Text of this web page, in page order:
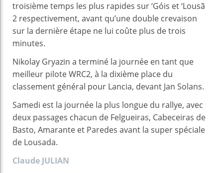
troisième temps les plus rapides sur ‘Góis et ‘Lousã
2 respectivement, avant qu’une double crevaison
sur la dernière étape ne lui coûte plus de trois
minutes.
Nikolay Gryazin a terminé la journée en tant que
meilleur pilote WRC2, à la dixième place du
classement général pour Lancia, devant Jan Solans.
Samedi est la journée la plus longue du rallye, avec
deux passages chacun de Felgueiras, Cabeceiras de
Basto, Amarante et Paredes avant la super spéciale
de Lousada.
Claude JULIAN